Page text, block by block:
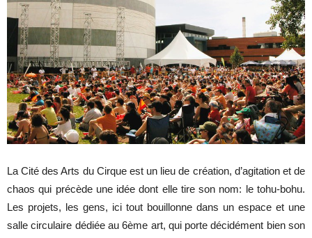
La Cité des Arts du Cirque est un lieu de création, d’agitation et de
chaos qui précède une idée dont elle tire son nom: le tohu-bohu.
Les projets, les gens, ici tout bouillonne dans un espace et une
salle circulaire dédiée au 6ème art, qui porte décidément bien son